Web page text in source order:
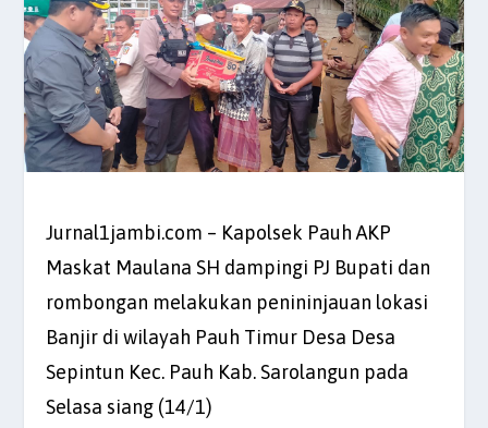
Jurnal1jambi.com – Kapolsek Pauh AKP
Maskat Maulana SH dampingi PJ Bupati dan
rombongan melakukan penininjauan lokasi
Banjir di wilayah Pauh Timur Desa Desa
Sepintun Kec. Pauh Kab. Sarolangun pada
Selasa siang (14/1)